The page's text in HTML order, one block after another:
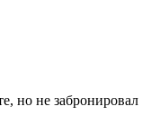
но не забронировал